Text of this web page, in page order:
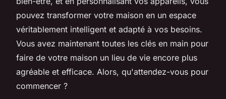
pouvez transformer votre maison en un espace
véritablement intelligent et adapté à vos besoins.
Vous avez maintenant toutes les clés en main pour
faire de votre maison un lieu de vie encore plus
agréable et efficace. Alors, qu'attendez-vous pour
commencer ?